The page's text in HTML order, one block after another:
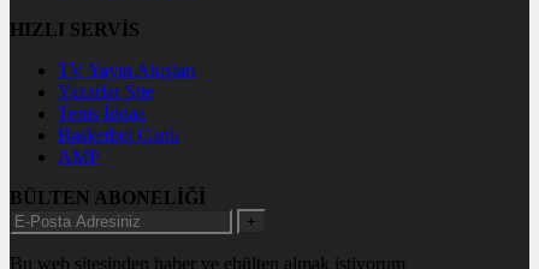
HIZLI SERVİS
TV Yayın Akışları
Yazarlar Site
Tenis İddaa
Basketbol Canlı
AMP
BÜLTEN ABONELİĞİ
+
Bu web sitesinden haber ve ebülten almak istiyorum